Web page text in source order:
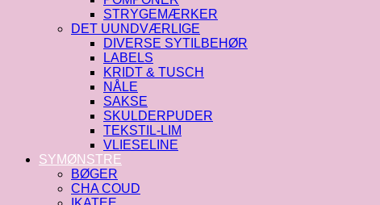
STRYGEMÆRKER
DET UUNDVÆRLIGE
DIVERSE SYTILBEHØR
LABELS
KRIDT & TUSCH
NÅLE
SAKSE
SKULDERPUDER
TEKSTIL-LIM
VLIESELINE
SYMØNSTRE
BØGER
CHA COUD